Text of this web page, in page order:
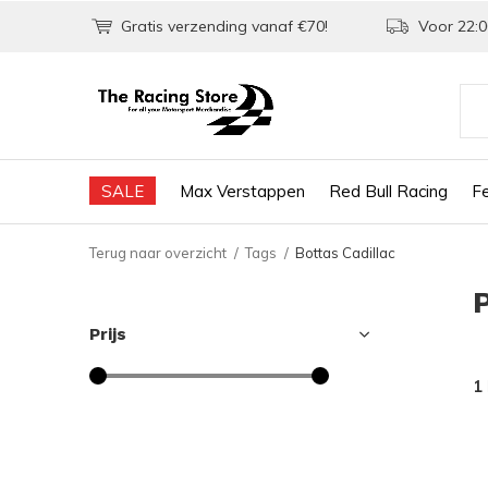
SALE Max Verstappen Red Bull Racing
Gratis verzending vanaf €70! Voor
Terug naar overzicht Tags Bottas Cadillac
Prijs